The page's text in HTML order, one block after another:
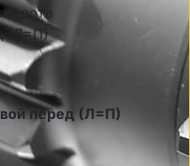
перед (Л=П)